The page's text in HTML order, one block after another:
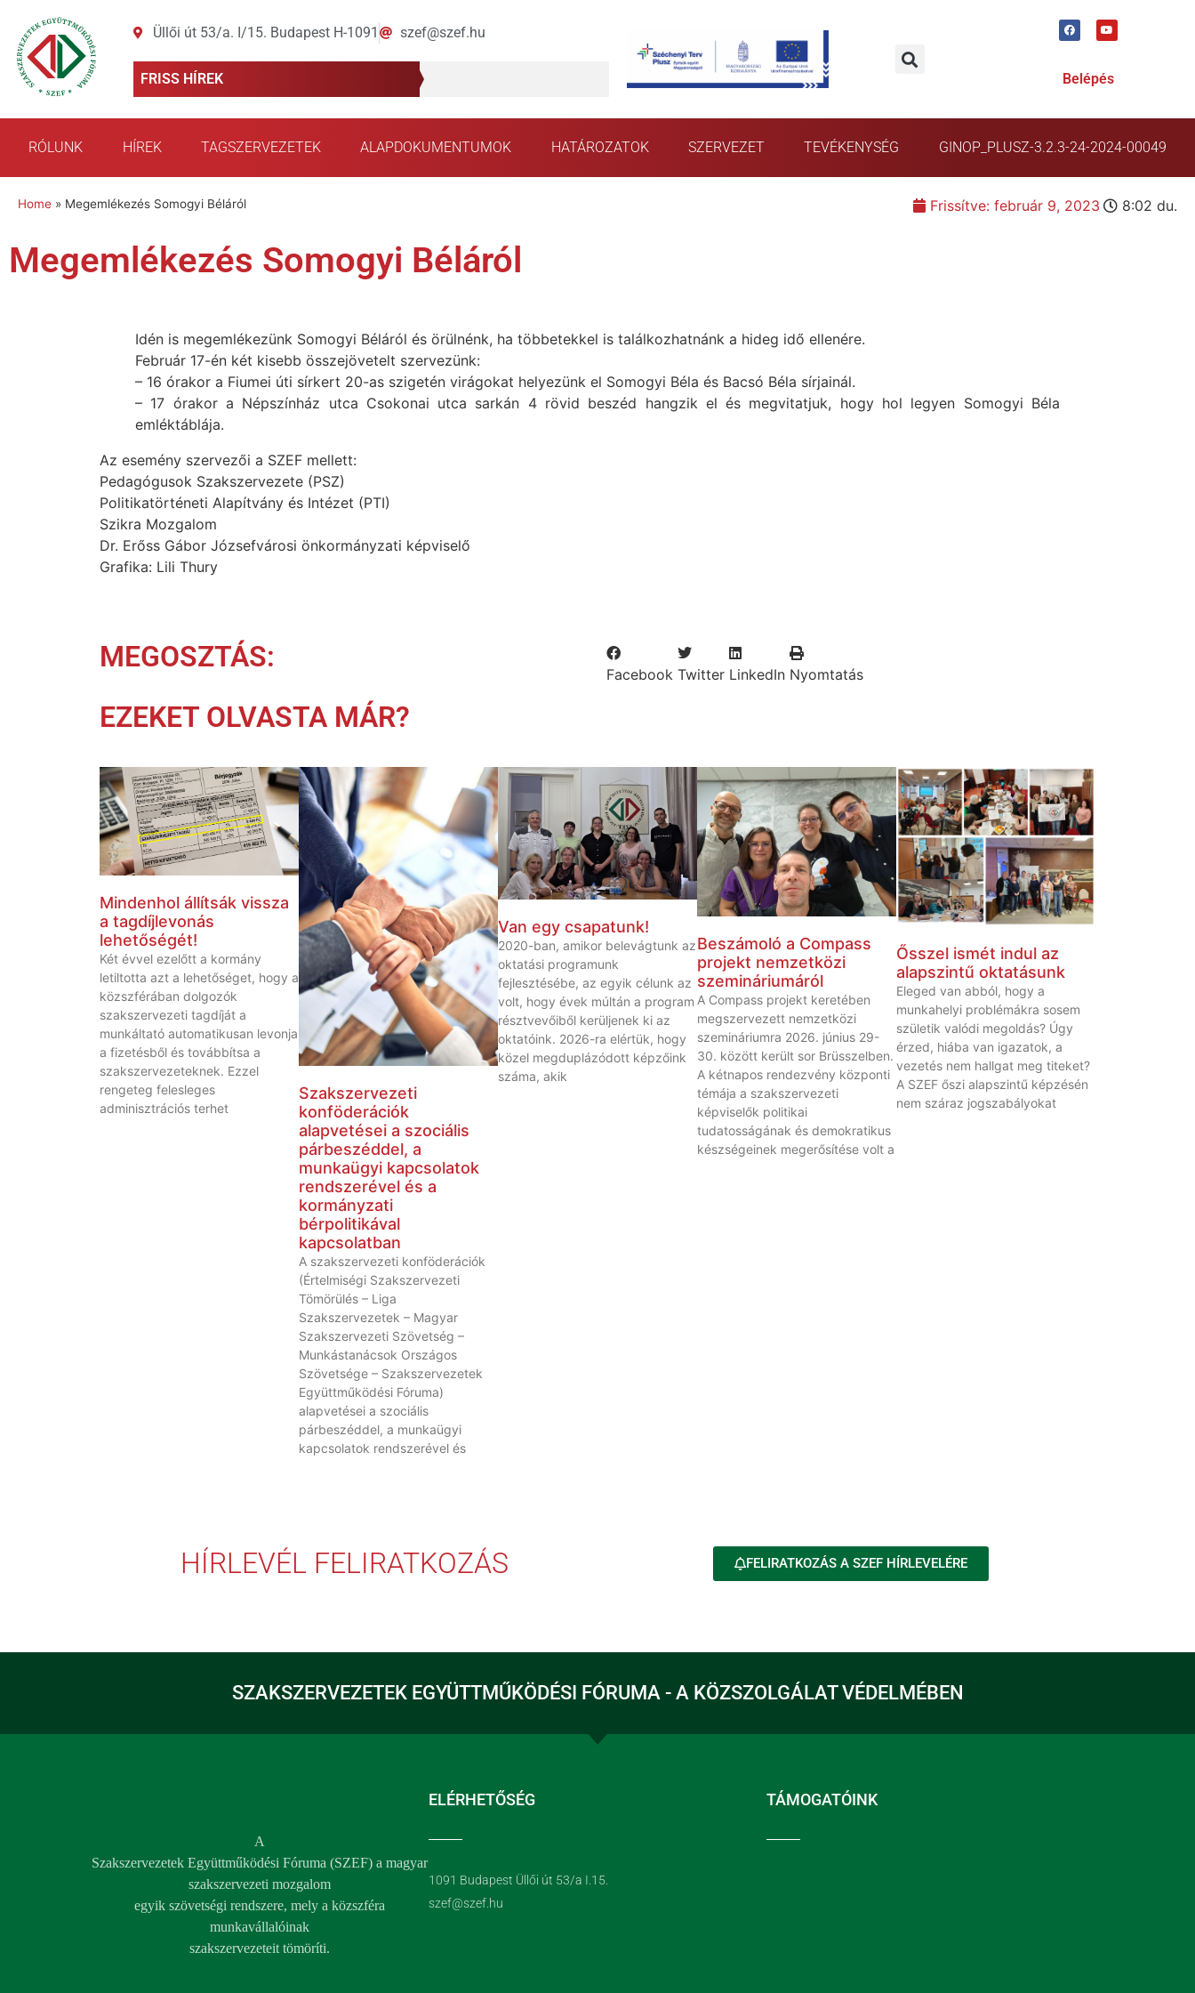
Üllői út 53/a. I/15. Budapest H-1091 szef@szef.hu
FRISS HÍREK Belépés
RÓLUNK HÍREK TAGSZERVEZETEK ALAPDOKUMENTUMOK HATÁROZATOK SZERVEZET TEVÉKENYSÉG GINOP_PLUSZ-3.2.3-24-2024-00049
Home » Megemlékezés Somogyi Béláról Frissítve: február 9, 2023 8:02 du.
Megemlékezés Somogyi Béláról
Idén is megemlékezünk Somogyi Béláról és örülnénk, ha többetekkel is találkozhatnánk a hideg idő ellenére.
Február 17-én két kisebb összejövetelt szervezünk:
– 16 órakor a Fiumei úti sírkert 20-as szigetén virágokat helyezünk el Somogyi Béla és Bacsó Béla sírjainál.
– 17 órakor a Népszínház utca Csokonai utca sarkán 4 rövid beszéd hangzik el és megvitatjuk, hogy hol legyen Somogyi Béla
emléktáblája.
Az esemény szervezői a SZEF mellett:
Pedagógusok Szakszervezete (PSZ)
Politikatörténeti Alapítvány és Intézet (PTI)
Szikra Mozgalom
Dr. Erőss Gábor Józsefvárosi önkormányzati képviselő
Grafika: Lili Thury
MEGOSZTÁS:
Facebook Twitter LinkedIn Nyomtatás
EZEKET OLVASTA MÁR?
Mindenhol állítsák vissza
a tagdíjlevonás
lehetőségét!
Két évvel ezelőtt a kormány
letiltotta azt a lehetőséget, hogy a
közszférában dolgozók
szakszervezeti tagdíját a
munkáltató automatikusan levonja
a fizetésből és továbbítsa a
szakszervezeteknek. Ezzel
rengeteg felesleges
adminisztrációs terhet
Szakszervezeti
konföderációk
alapvetései a szociális
párbeszéddel, a
munkaügyi kapcsolatok
rendszerével és a
kormányzati
bérpolitikával
kapcsolatban
A szakszervezeti konföderációk
(Értelmiségi Szakszervezeti
Tömörülés – Liga
Szakszervezetek – Magyar
Szakszervezeti Szövetség –
Munkástanácsok Országos
Szövetsége – Szakszervezetek
Együttműködési Fóruma)
alapvetései a szociális
párbeszéddel, a munkaügyi
kapcsolatok rendszerével és
Van egy csapatunk!
2020-ban, amikor belevágtunk az
oktatási programunk
fejlesztésébe, az egyik célunk az
volt, hogy évek múltán a program
résztvevőiből kerüljenek ki az
oktatóink. 2026-ra elértük, hogy
közel megduplázódott képzőink
száma, akik
Beszámoló a Compass
projekt nemzetközi
szemináriumáról
A Compass projekt keretében
megszervezett nemzetközi
szemináriumra 2026. június 29-
30. között került sor Brüsszelben.
A kétnapos rendezvény központi
témája a szakszervezeti
képviselők politikai
tudatosságának és demokratikus
készségeinek megerősítése volt a
Ősszel ismét indul az
alapszintű oktatásunk
Eleged van abból, hogy a
munkahelyi problémákra sosem
születik valódi megoldás? Úgy
érzed, hiába van igazatok, a
vezetés nem hallgat meg titeket?
A SZEF őszi alapszintű képzésén
nem száraz jogszabályokat
HÍRLEVÉL FELIRATKOZÁS FELIRATKOZÁS A SZEF HÍRLEVELÉRE
SZAKSZERVEZETEK EGYÜTTMŰKÖDÉSI FÓRUMA - A KÖZSZOLGÁLAT VÉDELMÉBEN
A
Szakszervezetek Együttműködési Fóruma (SZEF) a magyar
szakszervezeti mozgalom
egyik szövetségi rendszere, mely a közszféra
munkavállalóinak
szakszervezeteit tömöríti.
ELÉRHETŐSÉG
1091 Budapest Üllői út 53/a I.15.
szef@szef.hu
TÁMOGATÓINK